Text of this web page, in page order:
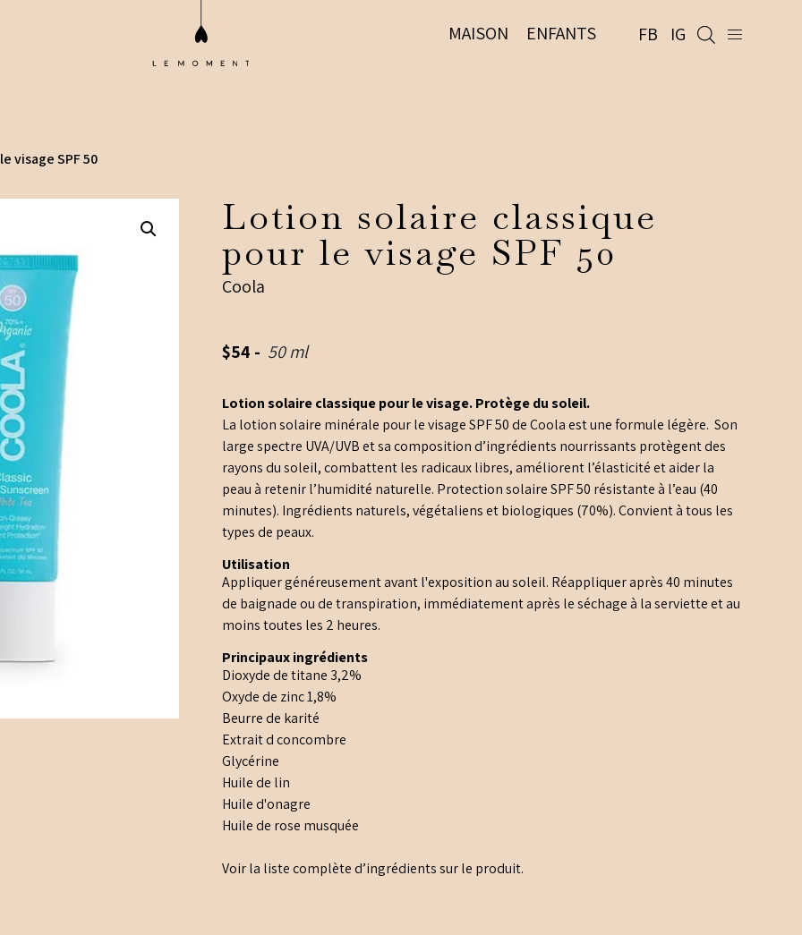
MAISON ENFANTS FB IG
visage SPF 50
Lotion solaire classique
pour le visage SPF 50
Coola
$54 - 50 ml
Lotion solaire classique pour le visage. Protège du soleil.
La lotion solaire minérale pour le visage SPF 50 de Coola est une formule légère. Son
large spectre UVA/UVB et sa composition d’ingrédients nourrissants protègent des
rayons du soleil, combattent les radicaux libres, améliorent l’élasticité et aider la
peau à retenir l’humidité naturelle. Protection solaire SPF 50 résistante à l’eau (40
minutes). Ingrédients naturels, végétaliens et biologiques (70%). Convient à tous les
types de peaux.
Utilisation
Appliquer généreusement avant l'exposition au soleil. Réappliquer après 40 minutes
de baignade ou de transpiration, immédiatement après le séchage à la serviette et au
moins toutes les 2 heures.
Principaux ingrédients
Dioxyde de titane 3,2%
Oxyde de zinc 1,8%
Beurre de karité
Extrait d concombre
Glycérine
Huile de lin
Huile d'onagre
Huile de rose musquée
Voir la liste complète d’ingrédients sur le produit.